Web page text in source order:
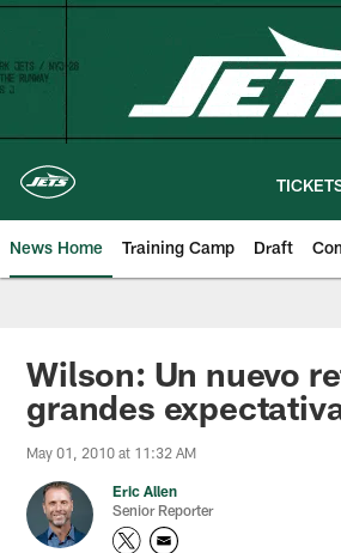
Skip
content
News Home Training Camp Draft
Wilson: Un nuevo
grandes
May 01, 2010 at 11:32 AM
Eric Allen
Senior Reporter